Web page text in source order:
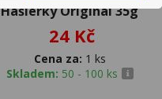
Hašlerky Original 35g
24 Kč
Cena za: 1 ks
Skladem: 50 - 100 ks